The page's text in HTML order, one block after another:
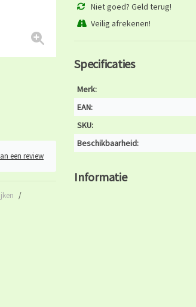
een review
/
Niet goed? Geld terug!
Veilig afrekenen!
Specificaties
Merk:
EAN:
SKU:
Beschikbaarheid:
Informatie